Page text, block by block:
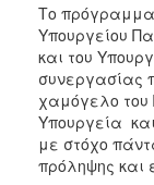
Το πρόγραμμα
Υπουργείου
και του
συνεργασίας
χαμόγελο του
Υπουργεία
με στόχο
πρόληψης και